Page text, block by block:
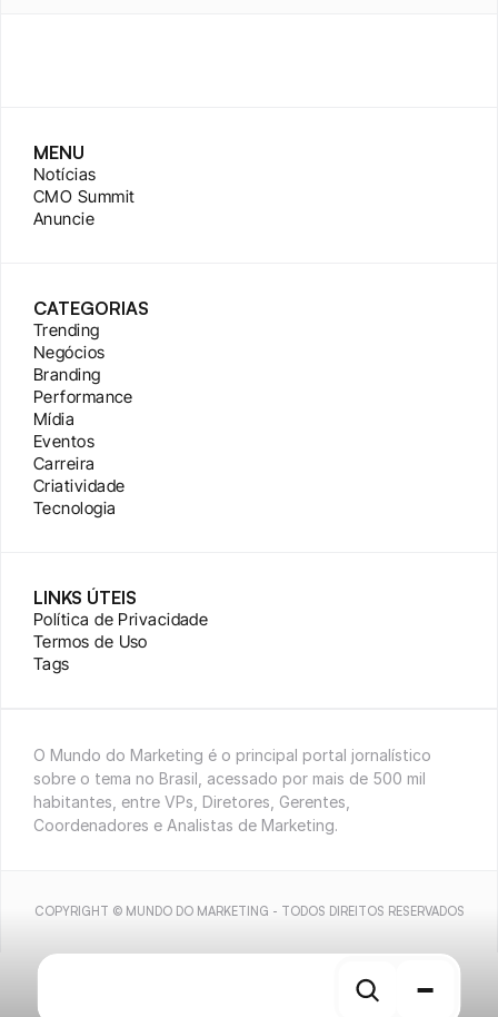
MENU
Notícias
CMO Summit
Anuncie
CATEGORIAS
Trending
Negócios
Branding
Performance
Mídia
Eventos
Carreira
Criatividade
Tecnologia
LINKS ÚTEIS
Política de Privacidade
Termos de Uso
Tags
O Mundo do Marketing é o principal portal jornalístico
sobre o tema no Brasil, acessado por mais de 500 mil
habitantes, entre VPs, Diretores, Gerentes,
Coordenadores e Analistas de Marketing.
COPYRIGHT © MUNDO DO MARKETING - TODOS DIREITOS RESERVADOS